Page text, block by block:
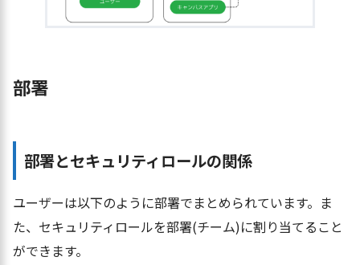
部署
部署とセキュリティロールの関係
ユーザーは以下のように部署でまとめられています。ま
た、セキュリティロールを部署(チーム)に割り当てること
ができます。